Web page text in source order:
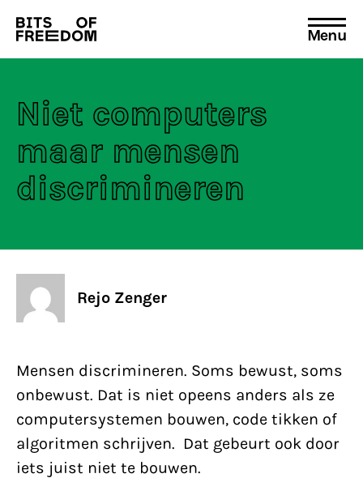
Search
for:
Menu
Niet computers
maar mensen
discrimineren
Rejo Zenger
Mensen discrimineren. Soms bewust, soms
onbewust. Dat is niet opeens anders als ze
computersystemen bouwen, code tikken of
algoritmen schrijven. Dat gebeurt ook door
iets juist niet te bouwen.